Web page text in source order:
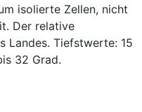
isolierte Zellen, nicht
Der relative
Landes. Tiefstwerte: 15
32 Grad.